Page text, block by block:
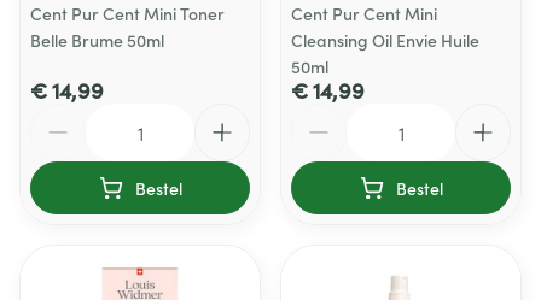
Cent Pur Cent Mini Toner
Belle Brume 50ml
€ 14,99
Bestel
Cent Pur Cent Mini
Cleansing Oil Envie Huile
50ml
€ 14,99
Bestel